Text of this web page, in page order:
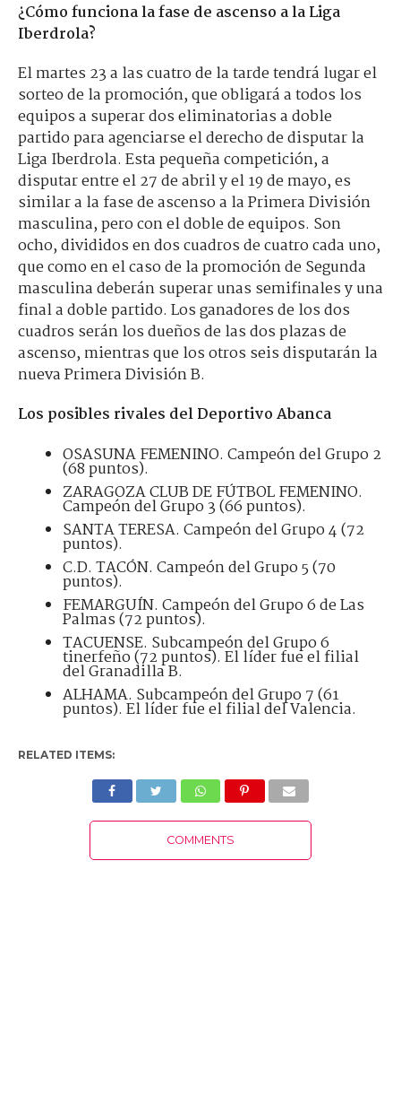
¿Cómo funciona la fase de ascenso a la Liga
Iberdrola?
El martes 23 a las cuatro de la tarde tendrá lugar el
sorteo de la promoción, que obligará a todos los
equipos a superar dos eliminatorias a doble
partido para agenciarse el derecho de disputar la
Liga Iberdrola. Esta pequeña competición, a
disputar entre el 27 de abril y el 19 de mayo, es
similar a la fase de ascenso a la Primera División
masculina, pero con el doble de equipos. Son
ocho, divididos en dos cuadros de cuatro cada uno,
que como en el caso de la promoción de Segunda
masculina deberán superar unas semifinales y una
final a doble partido. Los ganadores de los dos
cuadros serán los dueños de las dos plazas de
ascenso, mientras que los otros seis disputarán la
nueva Primera División B.
Los posibles rivales del Deportivo Abanca
OSASUNA FEMENINO. Campeón del Grupo 2
(68 puntos).
ZARAGOZA CLUB DE FÚTBOL FEMENINO.
Campeón del Grupo 3 (66 puntos).
SANTA TERESA. Campeón del Grupo 4 (72
puntos).
C.D. TACÓN. Campeón del Grupo 5 (70
puntos).
FEMARGUÍN. Campeón del Grupo 6 de Las
Palmas (72 puntos).
TACUENSE. Subcampeón del Grupo 6
tinerfeño (72 puntos). El líder fue el filial
del Granadilla B.
ALHAMA. Subcampeón del Grupo 7 (61
puntos). El líder fue el filial del Valencia.
RELATED ITEMS:
COMMENTS